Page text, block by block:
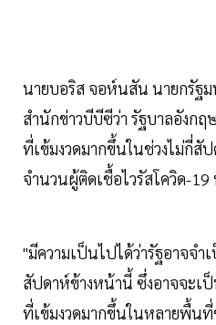
นายบอริส จอห์นสัน นายกรัฐ
สำนักข่าวบีบีซีว่า รัฐบาลอังกฤ
ที่เข้มงวดมากขึ้นในช่วงไม่กี่สั
จำนวนผู้ติดเชื้อไวรัสโควิด-
"มีความเป็นไปได้ว่ารัฐอาจจำ
สัปดาห์ข้างหน้านี้ ซึ่งอาจจะเ
ที่เข้มงวดมากขึ้นในหลายพื้นที่